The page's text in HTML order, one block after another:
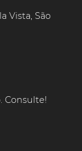
Vista, São
Consulte!